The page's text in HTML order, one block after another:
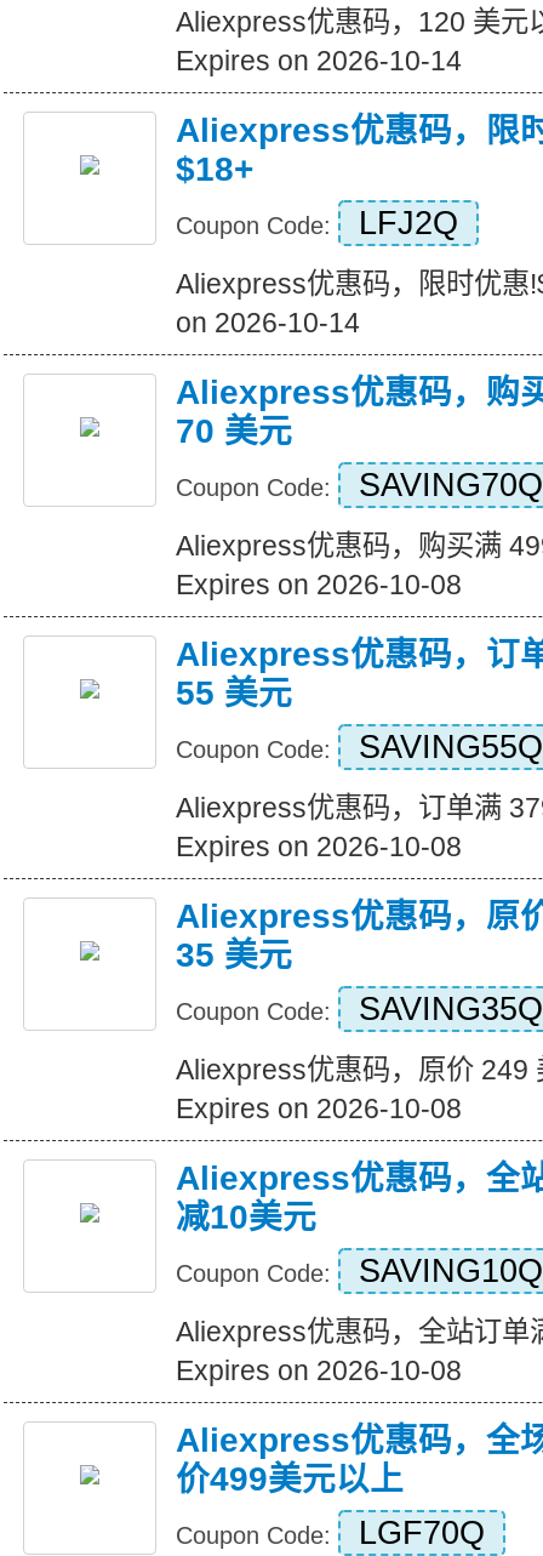
Aliexpress优惠码，120 美元
Expires on 2026-10-14
Aliexpress优惠码，限
$18+
Coupon Code: LFJ2Q
Aliexpress优惠码，限时优惠
on 2026-10-14
Aliexpress优惠码，购
70 美元
Coupon Code: SAVING70Q
Aliexpress优惠码，购买满
Expires on 2026-10-08
Aliexpress优惠码，订
55 美元
Coupon Code: SAVING55Q
Aliexpress优惠码，订单满
Expires on 2026-10-08
Aliexpress优惠码，原
35 美元
Coupon Code: SAVING35Q
Aliexpress优惠码，原价 249
Expires on 2026-10-08
Aliexpress优惠码，全
减10美元
Coupon Code: SAVING10Q
Aliexpress优惠码，全站订单
Expires on 2026-10-08
Aliexpress优惠码，全
价499美元以上
Coupon Code: LGF70Q